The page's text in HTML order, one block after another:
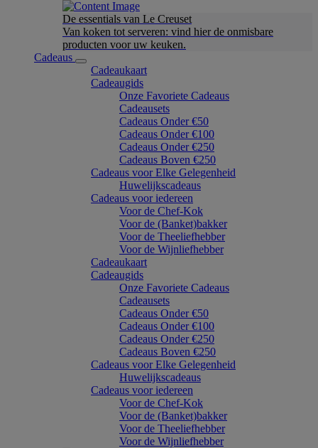
De essentials van Le Creuset
Van koken tot serveren: vind hier de onmisbare
producten voor uw keuken.
Cadeaus
Cadeaukaart
Cadeaugids
Onze Favoriete Cadeaus
Cadeausets
Cadeaus Onder €50
Cadeaus Onder €100
Cadeaus Onder €250
Cadeaus Boven €250
Cadeaus voor Elke Gelegenheid
Huwelijkscadeaus
Cadeaus voor iedereen
Voor de Chef-Kok
Voor de (Banket)bakker
Voor de Theeliefhebber
Voor de Wijnliefhebber
Cadeaukaart
Cadeaugids
Onze Favoriete Cadeaus
Cadeausets
Cadeaus Onder €50
Cadeaus Onder €100
Cadeaus Onder €250
Cadeaus Boven €250
Cadeaus voor Elke Gelegenheid
Huwelijkscadeaus
Cadeaus voor iedereen
Voor de Chef-Kok
Voor de (Banket)bakker
Voor de Theeliefhebber
Voor de Wijnliefhebber